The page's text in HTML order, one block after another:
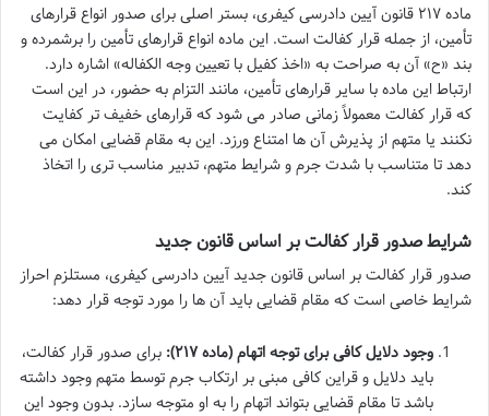
ماده ۲۱۷ قانون آیین دادرسی کیفری، بستر اصلی برای صدور انواع قرارهای
تأمین، از جمله قرار کفالت است. این ماده انواع قرارهای تأمین را برشمرده و
بند «ح» آن به صراحت به «اخذ کفیل با تعیین وجه الکفاله» اشاره دارد.
ارتباط این ماده با سایر قرارهای تأمین، مانند التزام به حضور، در این است
که قرار کفالت معمولاً زمانی صادر می شود که قرارهای خفیف تر کفایت
نکنند یا متهم از پذیرش آن ها امتناع ورزد. این به مقام قضایی امکان می
دهد تا متناسب با شدت جرم و شرایط متهم، تدبیر مناسب تری را اتخاذ
کند.
شرایط صدور قرار کفالت بر اساس قانون جدید
صدور قرار کفالت بر اساس قانون جدید آیین دادرسی کیفری، مستلزم احراز
شرایط خاصی است که مقام قضایی باید آن ها را مورد توجه قرار دهد:
وجود دلایل کافی برای توجه اتهام (ماده ۲۱۷):
برای صدور قرار کفالت،
باید دلایل و قراین کافی مبنی بر ارتکاب جرم توسط متهم وجود داشته
باشد تا مقام قضایی بتواند اتهام را به او متوجه سازد. بدون وجود این